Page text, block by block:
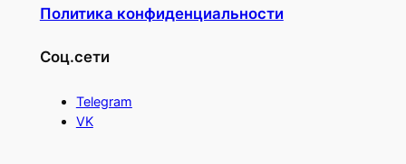
Политика конфиденциальности
Соц.сети
Telegram
VK